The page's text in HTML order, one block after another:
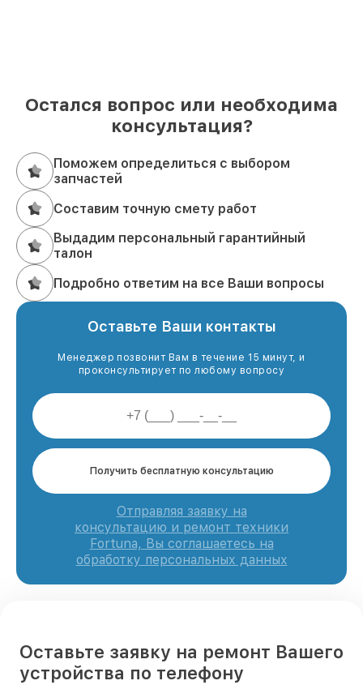
Остался вопрос или необходима
консультация?
Поможем определиться с выбором
запчастей
Составим точную смету работ
Выдадим персональный гарантийный
талон
Подробно ответим на все Ваши вопросы
Оставьте Ваши контакты
Менеджер позвонит Вам в течение 15 минут, и
проконсультирует по любому вопросу
Получить бесплатную консультацию
Отправляя заявку на
консультацию и ремонт техники
Fortuna, Вы соглашаетесь на
обработку персональных данных
Оставьте заявку на ремонт Вашего
устройства по телефону